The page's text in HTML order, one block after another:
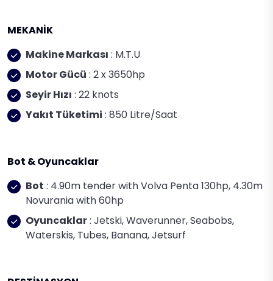
MEKANİK
Makine Markası : M.T.U
Motor Gücü : 2 x 3650hp
Seyir Hızı : 22 knots
Yakıt Tüketimi : 850 Litre/Saat
Bot & Oyuncaklar
Bot : 4.90m tender with Volva Penta 130hp, 4.30m
Novurania with 60hp
Oyuncaklar: Jetski, Waverunner, Seabobs,
Waterskis, Tubes, Banana, Jetsurf